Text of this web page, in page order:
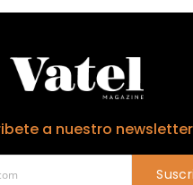
a nuestro newsletter